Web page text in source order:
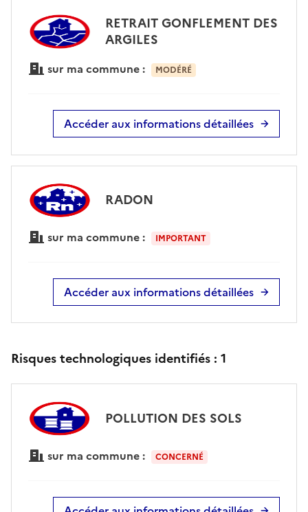
RETRAIT GONFLEMENT DES
ARGILES
sur ma commune : MODÉRÉ
Accéder aux informations détaillées
RADON
sur ma commune : IMPORTANT
Accéder aux informations détaillées
Risques technologiques identifiés : 1
POLLUTION DES SOLS
sur ma commune : CONCERNÉ